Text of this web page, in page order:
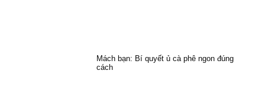
Mách bạn: Bí quyết ủ cà phê ngon đúng
cách